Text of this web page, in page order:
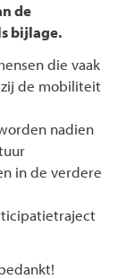
de
bijlage.
die vaak
zij de mobiliteit
nadien
in de verdere